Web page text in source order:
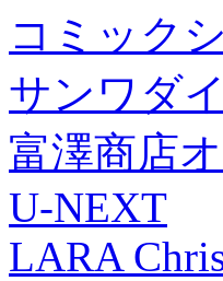
コミック
サンワダ
富澤商店
U-NEXT
LARA